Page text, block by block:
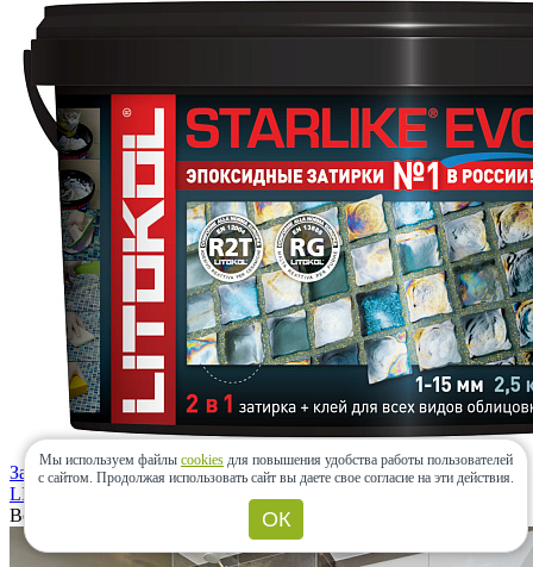
Затирка STARLIKE EVO S.105 Bianco Titanio 2,5кг
LITOKOL
Возможно Вас заинтересует
Мы используем файлы cookies для повышения удобства работы пользователей
с сайтом. Продолжая использовать сайт вы даете свое согласие на эти действия.
ОК